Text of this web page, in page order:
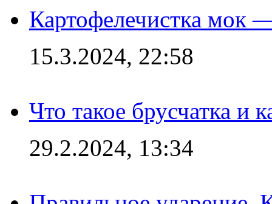
Картофелечистка мок
15.3.2024, 22:58
Что такое брусчатка и
29.2.2024, 13:34